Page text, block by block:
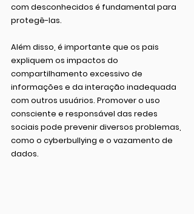
com desconhecidos é fundamental para
protegê-las.
Além disso, é importante que os pais
expliquem os impactos do
compartilhamento excessivo de
informações e da interação inadequada
com outros usuários. Promover o uso
consciente e responsável das redes
sociais pode prevenir diversos problemas,
como o cyberbullying e o vazamento de
dados.